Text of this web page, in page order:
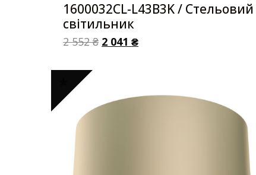
1600032CL-L43B3K / Стельовий
світильник
2 552₴ 2 041₴